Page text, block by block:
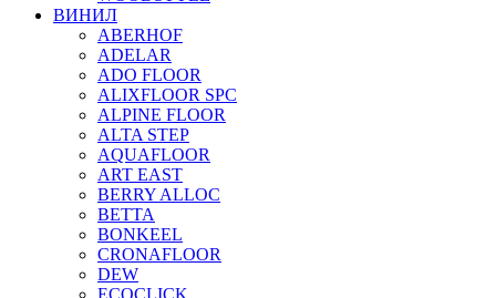
ВИНИЛ
ABERHOF
ADELAR
ADO FLOOR
ALIXFLOOR SPC
ALPINE FLOOR
ALTA STEP
AQUAFLOOR
ART EAST
BERRY ALLOC
BETTA
BONKEEL
CRONAFLOOR
DEW
ECOCLICK